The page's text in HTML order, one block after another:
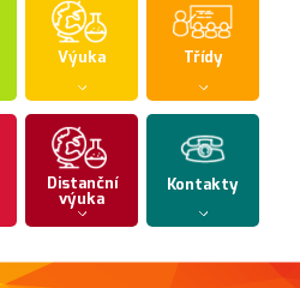
Výuka Třídy
Distanční
výuka
Kontakty